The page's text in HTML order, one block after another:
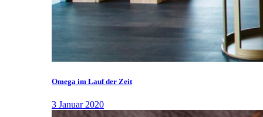
Omega im Lauf der Zeit
3 Januar 2020